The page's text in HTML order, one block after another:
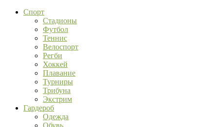
Спорт
Стадионы
Футбол
Теннис
Велоспорт
Регби
Хоккей
Плавание
Турниры
Трибуна
Экстрим
Гардероб
Одежда
Обувь